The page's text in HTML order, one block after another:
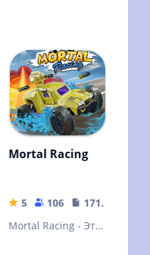
Mortal Racing
5 106
171.33 MB
Mortal Racing - Это